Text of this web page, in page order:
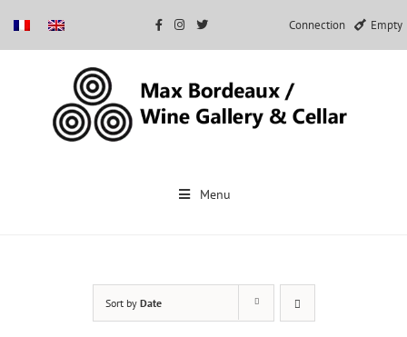
Connection Empty
Menu
Sort by Date